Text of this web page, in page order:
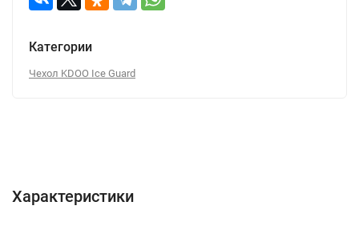
Категории
Чехол KDOO Ice Guard
Характеристики